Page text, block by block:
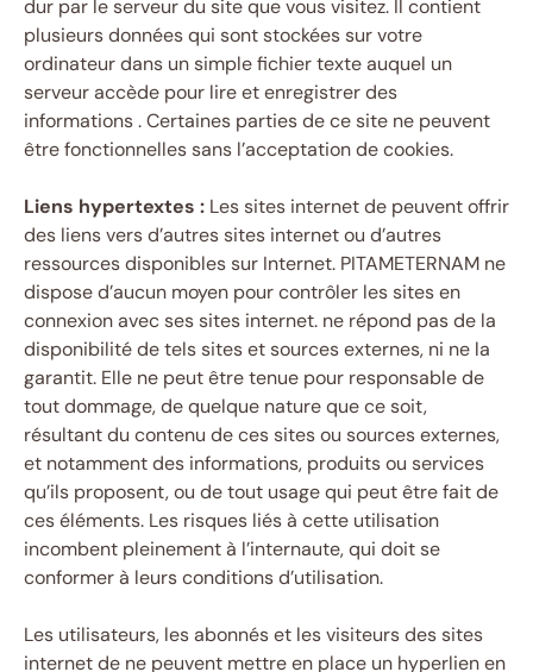
dur par le serveur du site que vous visitez. Il contient
plusieurs données qui sont stockées sur votre
ordinateur dans un simple fichier texte auquel un
serveur accède pour lire et enregistrer des
informations . Certaines parties de ce site ne peuvent
être fonctionnelles sans l’acceptation de cookies.
Liens hypertextes : Les sites internet de peuvent offrir
des liens vers d’autres sites internet ou d’autres
ressources disponibles sur Internet. PITAMETERNAM ne
dispose d’aucun moyen pour contrôler les sites en
connexion avec ses sites internet. ne répond pas de la
disponibilité de tels sites et sources externes, ni ne la
garantit. Elle ne peut être tenue pour responsable de
tout dommage, de quelque nature que ce soit,
résultant du contenu de ces sites ou sources externes,
et notamment des informations, produits ou services
qu’ils proposent, ou de tout usage qui peut être fait de
ces éléments. Les risques liés à cette utilisation
incombent pleinement à l’internaute, qui doit se
conformer à leurs conditions d’utilisation.
Les utilisateurs, les abonnés et les visiteurs des sites
internet de ne peuvent mettre en place un hyperlien en